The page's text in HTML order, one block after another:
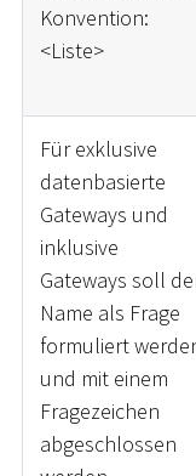
Konvention:
<Liste>
Für exklusive
datenbasierte
Gateways und
inklusive
Gateways soll
Name als Frage
formuliert
und mit einem
Fragezeichen
abgeschlossen